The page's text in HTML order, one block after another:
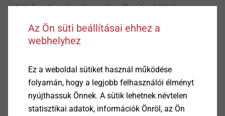
külső nedvességgel szemben. Ennek a különlegesen
rögzítőrendszerével abszolút megfelel, hiszen az Iso-
Bar ECO üvegszál-erősítésű műanyag kompozit
rendkívül alacsony, így hatékonyan elkerülhető a nem
kívánt hőveszteség és kondenzáció.
Az Ön süti beállításai ehhez a
webhelyhez
Ez a weboldal sütiket használ működése
folyamán, hogy a legjobb felhasználói élményt
nyújthassuk Önnek. A sütik lehetnek névtelen
statisztikai adatok, információk Önröl, az Ön